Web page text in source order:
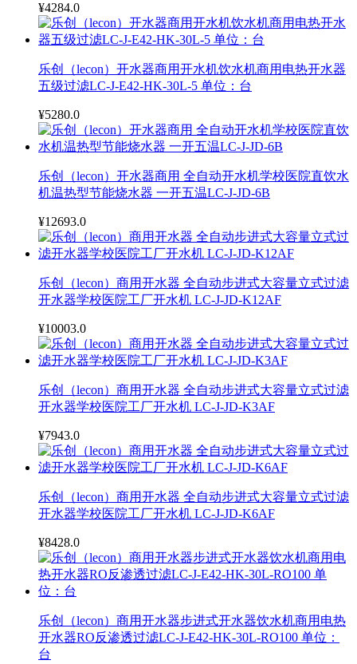
¥4284.0
乐创（lecon）开水器商用开水机饮水机商用电热开水器
五级过滤LC-J-E42-HK-30L-5 单位：台
¥5280.0
乐创（lecon）开水器商用 全自动开水机学校医院直饮水
机温热型节能烧水器 一开五温LC-J-JD-6B
¥12693.0
乐创（lecon）商用开水器 全自动步进式大容量立式过滤
开水器学校医院工厂开水机 LC-J-JD-K12AF
¥10003.0
乐创（lecon）商用开水器 全自动步进式大容量立式过滤
开水器学校医院工厂开水机 LC-J-JD-K3AF
¥7943.0
乐创（lecon）商用开水器 全自动步进式大容量立式过滤
开水器学校医院工厂开水机 LC-J-JD-K6AF
¥8428.0
乐创（lecon）商用开水器步进式开水器饮水机商用电热
开水器RO反渗透过滤LC-J-E42-HK-30L-RO100 单位：
台